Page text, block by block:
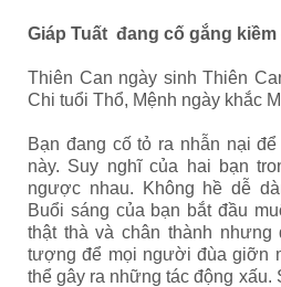
Giáp Tuất đang cố gắng
Thiên Can ngày sinh Thiên
Chi tuổi Thổ, Mệnh ngày khắc
Bạn đang cố tỏ ra nhẫn nại
này. Suy nghĩ của hai bạn
ngược nhau. Không hề dễ
Buổi sáng của bạn bắt đầu
thật thà và chân thành
tượng để mọi người đùa giỡn
thể gây ra những tác động